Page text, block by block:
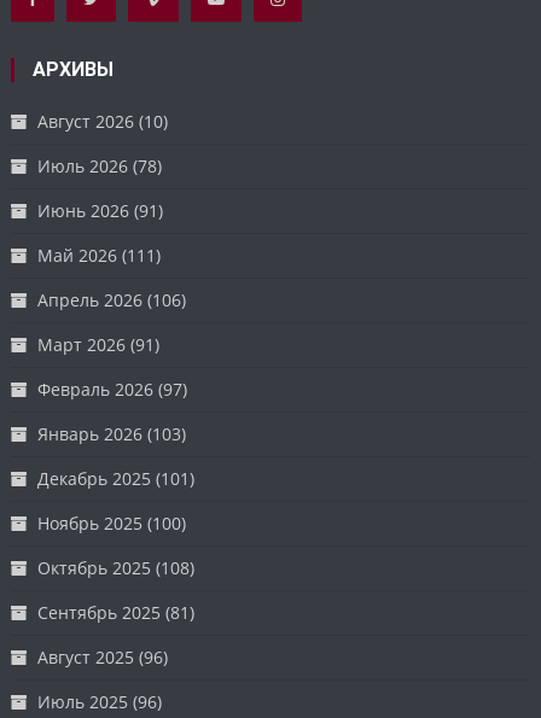
АРХИВЫ
Август 2026 (10)
Июль 2026 (78)
Июнь 2026 (91)
Май 2026 (111)
Апрель 2026 (106)
Март 2026 (91)
Февраль 2026 (97)
Январь 2026 (103)
Декабрь 2025 (101)
Ноябрь 2025 (100)
Октябрь 2025 (108)
Сентябрь 2025 (81)
Август 2025 (96)
Июль 2025 (96)